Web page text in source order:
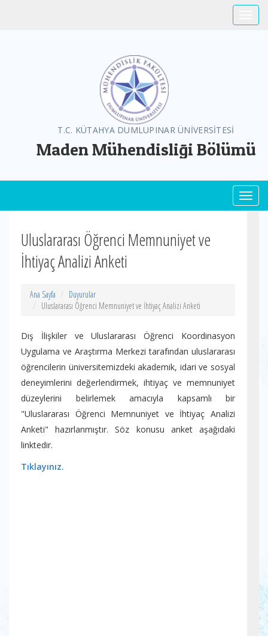
T.C. KÜTAHYA DUMLUPINAR ÜNİVERSİTESİ
Maden Mühendisliği Bölümü
Uluslararası Öğrenci Memnuniyet ve
İhtiyaç Analizi Anketi
Ana Sayfa
Duyurular
Uluslararası Öğrenci Memnuniyet ve İhtiyaç Analizi Anketi
Dış İlişkiler ve Uluslararası Öğrenci Koordinasyon
Uygulama ve Araştırma Merkezi tarafından uluslararası
öğrencilerin üniversitemizdeki akademik, idari ve sosyal
deneyimlerini değerlendirmek, ihtiyaç ve memnuniyet
düzeylerini belirlemek amacıyla kapsamlı bir
"Uluslararası Öğrenci Memnuniyet ve İhtiyaç Analizi
Anketi" hazırlanmıştır. Söz konusu anket aşağıdaki
linktedir.
Tıklayınız.